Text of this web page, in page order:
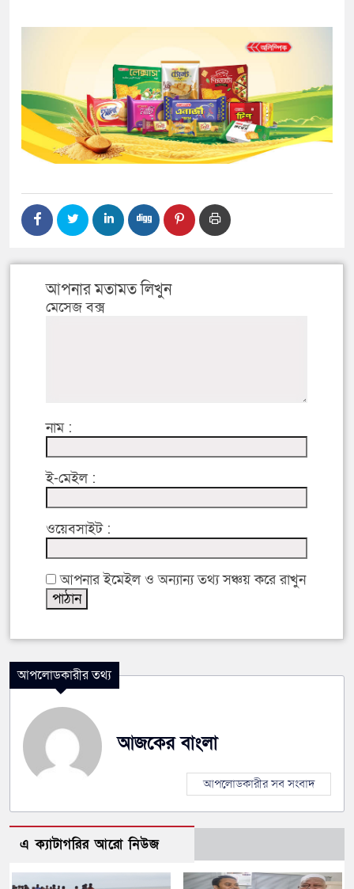
আপনার মতামত লিখুন
মেসেজ বক্স
নাম :
ই-মেইল :
ওয়েবসাইট :
আপনার ইমেইল ও অন্যান্য তথ্য সঞ্চয় করে রাখুন
আপলোডকারীর তথ্য
আজকের বাংলা
আপলোডকারীর সব সংবাদ
এ ক্যাটাগরির আরো নিউজ